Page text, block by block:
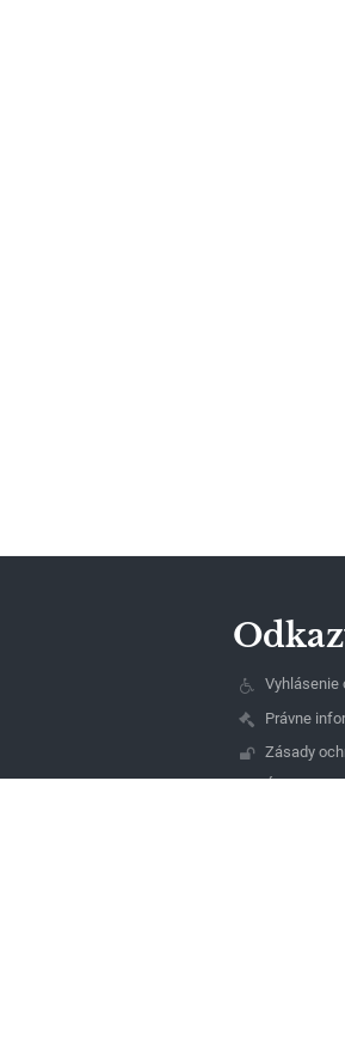
Vyhlásenie
Právne
Zásady